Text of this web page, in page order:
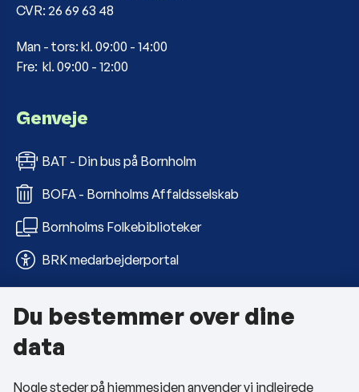
CVR: 26 69 63 48
Man - tors: kl. 09:00 - 14:00
Fre: kl. 09:00 - 12:00
Genveje
BAT - Din bus på Bornholm
BOFA - Bornholms Affaldsselskab
Bornholms Folkebiblioteker
BRK medarbejderportal
Om kommunen
Kontakt os
Du bestemmer over dine
data
Nogle steder på hjemmesiden anvender vi indlejrede